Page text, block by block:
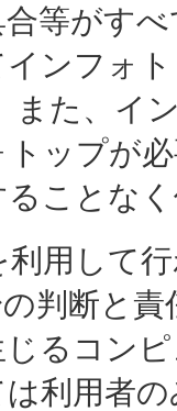
合等がす
ンフォ
また、イ
ップが
ことな
用して
判断と
るコン
利用者